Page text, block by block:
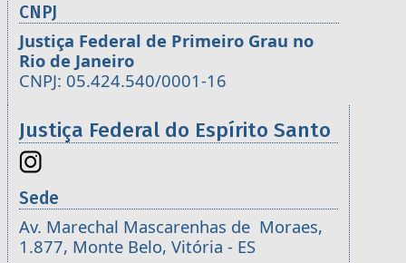
CNPJ
Justiça Federal de Primeiro Grau no
Rio de Janeiro
CNPJ: 05.424.540/0001-16
Justiça Federal do Espírito Santo
Sede
Av. Marechal Mascarenhas de Moraes,
1.877, Monte Belo, Vitória - ES